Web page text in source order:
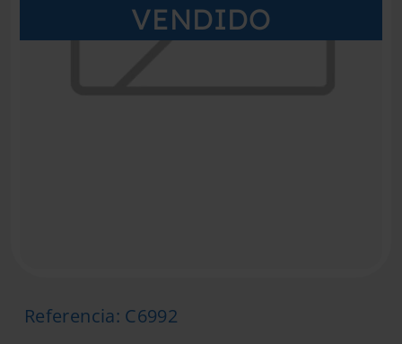
VENDIDO
Referencia: C6992